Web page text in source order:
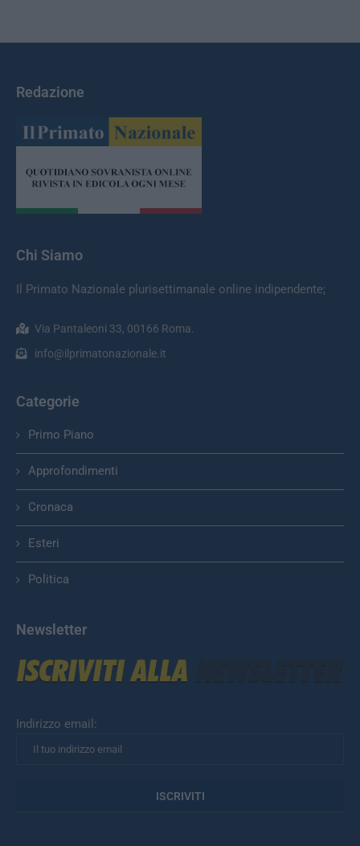
Redazione
Chi Siamo
Il Primato Nazionale plurisettimanale online indipendente;
Via Pantaleoni 33, 00166 Roma.
info@ilprimatonazionale.it
Categorie
Primo Piano
Approfondimenti
Cronaca
Esteri
Politica
Newsletter
Indirizzo email: